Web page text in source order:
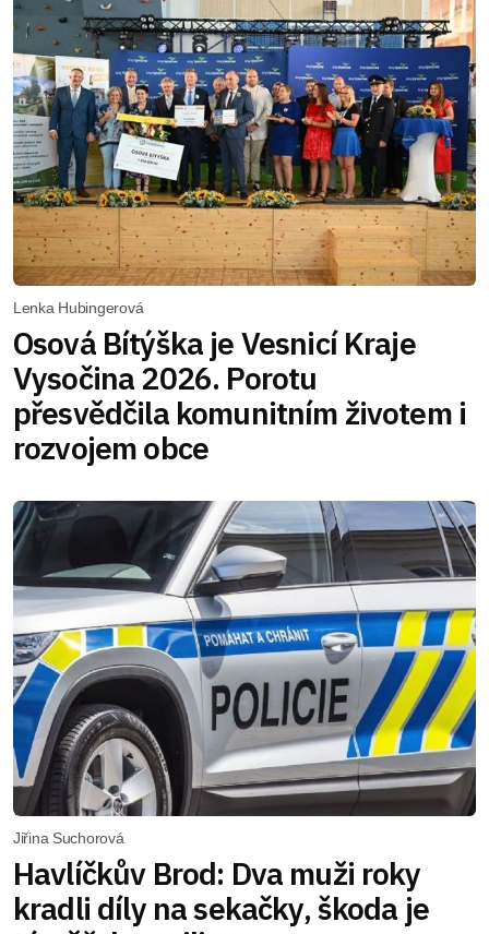
Lenka Hubingerová
Osová Bítýška je Vesnicí Kraje
Vysočina 2026. Porotu
přesvědčila komunitním životem i
rozvojem obce
Jiřina Suchorová
Havlíčkův Brod: Dva muži roky
kradli díly na sekačky, škoda je